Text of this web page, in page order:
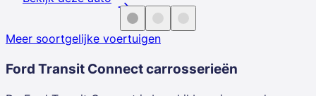
Meer soortgelijke voertuigen
Ford Transit Connectcarrosserieën